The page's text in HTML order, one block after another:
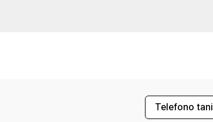
Telefono tani